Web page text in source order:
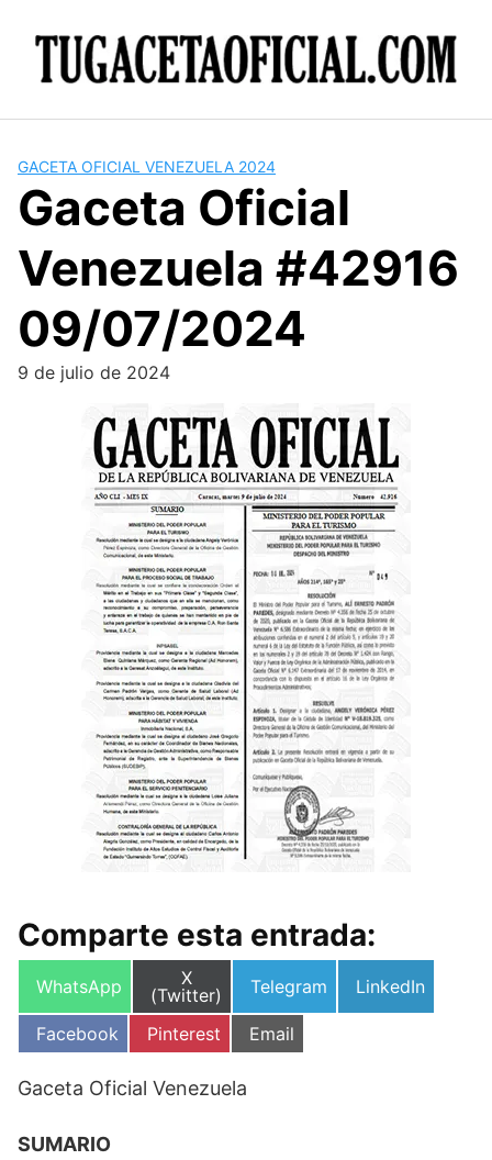
GACETA OFICIAL VENEZUELA 2024
Gaceta Oficial
Venezuela #42916
09/07/2024
9 de julio de 2024
Comparte esta entrada:
Compartir
WhatsApp
Compartir
en
X
(Twitter)
Compartir
Telegram
Compartir
LinkedIn
Compartir
en
Facebook
Compartir
en
Pinterest
Compartir
en
Email
Gaceta Oficial Venezuela
SUMARIO